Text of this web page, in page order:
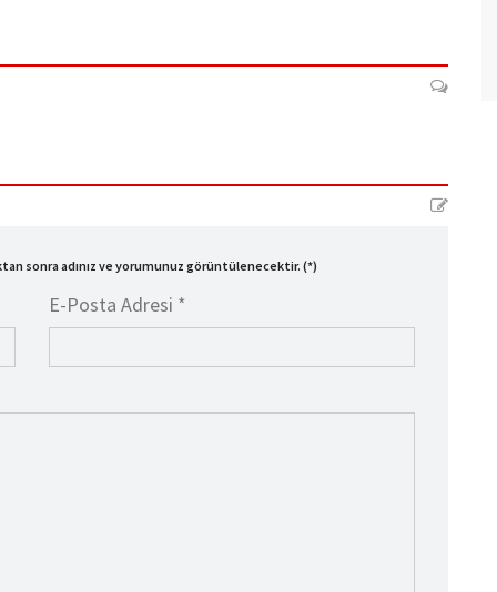
sonra adınız ve yorumunuz görüntülenecektir. (*)
E-Posta Adresi *